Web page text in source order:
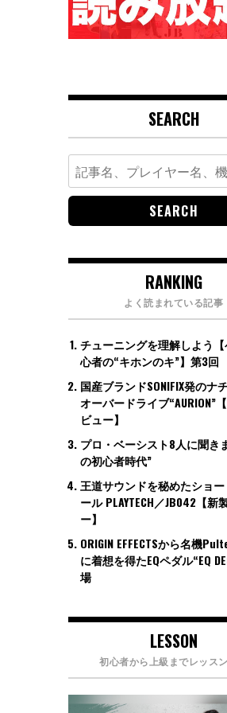
SEARCH
Search
for:
RANKING
よく読まれている記事
チューニングを理解しよう
心者の“キホンのキ”】第3回
国産ブランドSONIFIX発のナ
オーバードライブ“AURION”
ビュー】
プロ・ベーシスト8人に聞き
の初心者時代”
王道サウンドを秘めたショ
ール PLAYTECH／JB042【新
ー】
ORIGIN EFFECTSから名機
に着想を得たEQペダル“EQ
場
LESSON
初心者から上級までレッス